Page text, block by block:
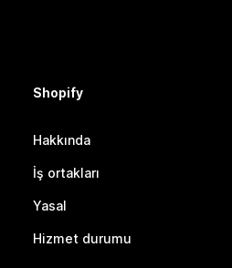
Shopify
Hakkında
İş ortakları
Yasal
Hizmet durumu